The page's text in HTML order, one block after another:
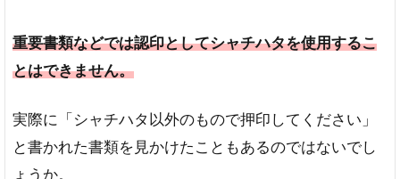
重要書類などでは認印としてシャチハタを使用するこ
とはできません。
実際に「シャチハタ以外のもので押印してください」
と書かれた書類を見かけたこともあるのではないでし
ょうか。